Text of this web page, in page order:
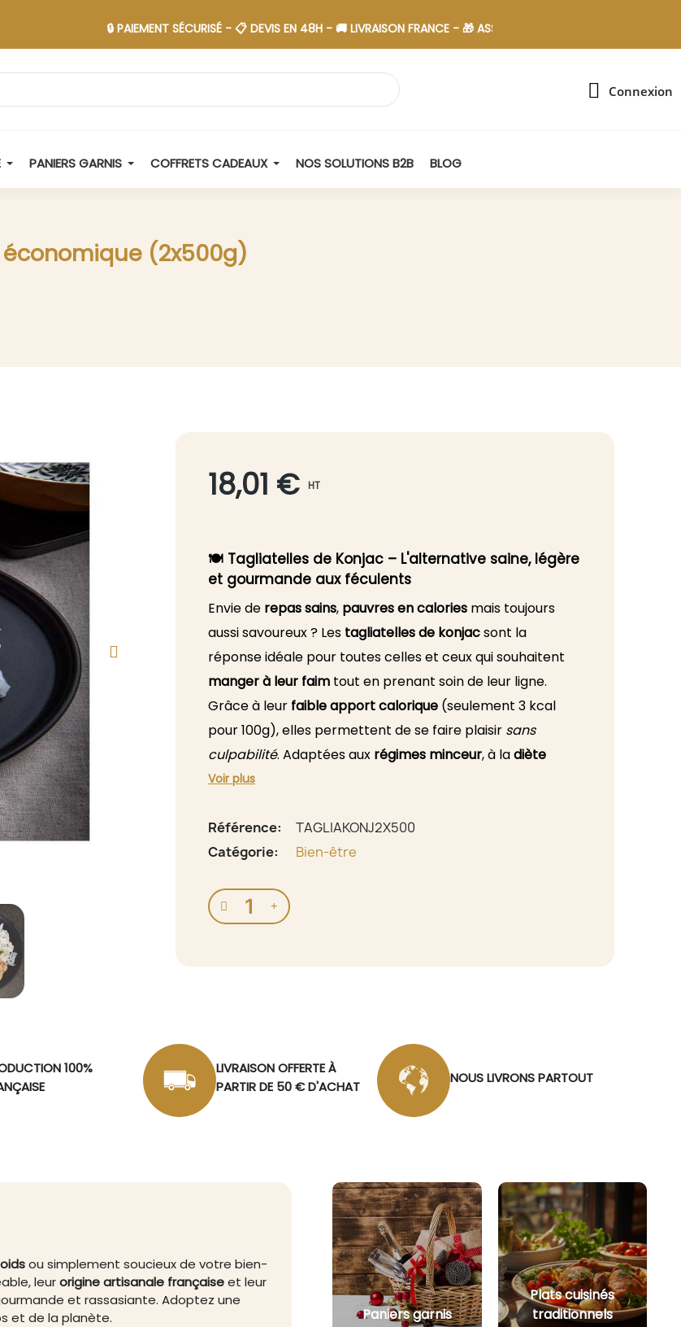
🔒 PAIEMENT SÉCURISÉ - 📋 DEVIS EN 48H - 🚚 LIVRAISON FRANCE - 🎁 ASSEMBLAGE EN ESAT
Connexion
PANIERS GARNIS COFFRETS CADEAUX NOS SOLUTIONS B2B BLOG
(2x500g)
18,01 € HT
🍽 Tagliatelles de Konjac – L'alternative saine, légère
et gourmande aux féculents
Envie de repas sains, pauvres en calories mais toujours
aussi savoureux ? Les tagliatelles de konjacsont la
réponse idéale pour toutes celles et ceux qui souhaitent
manger à leur faim tout en prenant soin de leur ligne.
Grâce à leur faible apport calorique (seulement 3 kcal
pour 100g), elles permettent de se faire plaisir sans
culpabilité. Adaptées aux régimes minceur, à ladiète
cétogène
sucre, sans glucides et riches en fibres naturelles.
Voir plus
Référence
TAGLIAKONJ2X500
Catégorie
Bien-être
100%
LIVRAISON OFFERTE À
PARTIR DE 50 € D'ACHAT
NOUS LIVRONS PARTOUT
ou simplement soucieux de votre bien-
leurorigine artisanale françaiseet leur
et rassasiante. Adoptez une
et de la planète.
Paniers garnis
Plats cuisinés
traditionnels